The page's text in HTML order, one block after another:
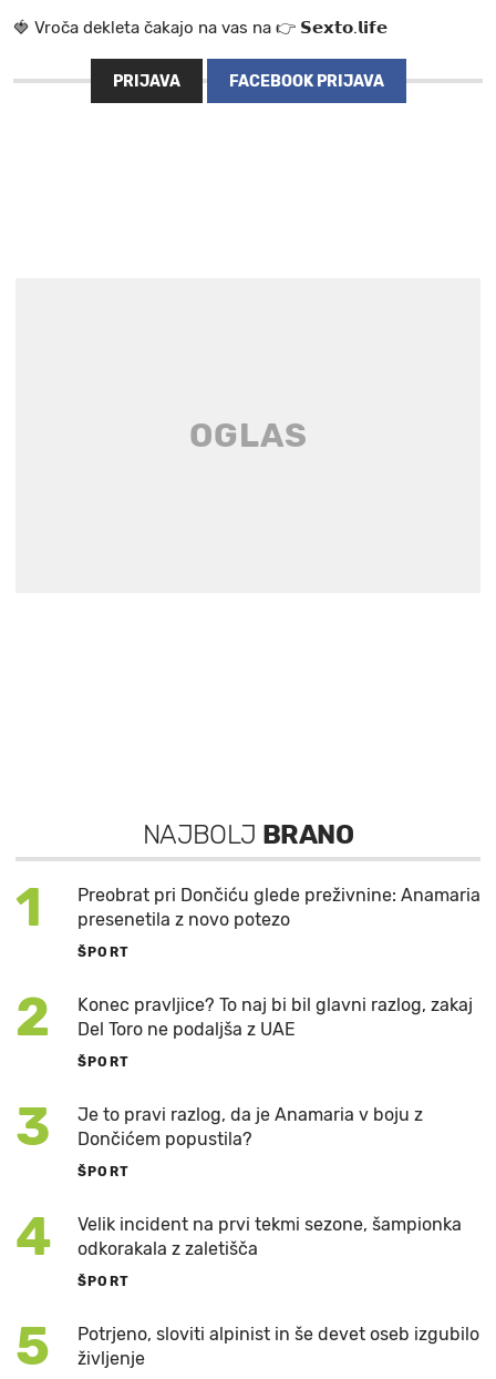
🍓 V r o č a d e k l e t a ča k a jo na va s n a 👉 𝗦𝗲𝘅𝘁𝗼.𝗹𝗶𝗳𝗲
PRIJAVA FACEBOOK PRIJAVA
NAJBOLJ BRANO
1
Preobrat pri Dončiću glede preživnine: Anamaria
presenetila z novo potezo
ŠPORT
2
Konec pravljice? To naj bi bil glavni razlog, zakaj
Del Toro ne podaljša z UAE
ŠPORT
3
Je to pravi razlog, da je Anamaria v boju z
Dončićem popustila?
ŠPORT
4
Velik incident na prvi tekmi sezone, šampionka
odkorakala z zaletišča
ŠPORT
5
Potrjeno, sloviti alpinist in še devet oseb izgubilo
življenje